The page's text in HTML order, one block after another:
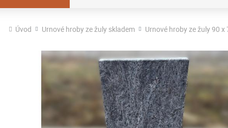
Úvod Urnové hroby ze žuly skladem Urnové hroby ze žuly 90 x